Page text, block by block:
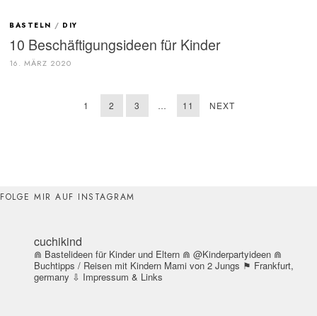
BASTELN / DIY
10 Beschäftigungsideen für Kinder
16. MÄRZ 2020
1 2 3 … 11 NEXT
FOLGE MIR AUF INSTAGRAM
cuchikind
⋒ Bastelideen für Kinder und Eltern ⋒ @Kinderpartyideen ⋒
Buchtipps / Reisen mit Kindern Mami von 2 Jungs ⚑ Frankfurt,
germany ⇩ Impressum & Links